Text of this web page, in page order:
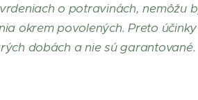
o potravinách, nemôžu
okrem povolených. Preto
dobách a nie sú garantované.